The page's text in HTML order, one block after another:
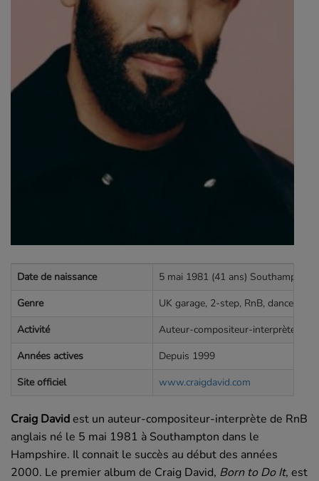
Date de naissance
5 mai 1981 (41 ans) Southampton,
Genre
UK garage, 2-step, RnB, dance
Activité
Auteur-compositeur-interprète
Années actives
Depuis 1999
Site officiel
www.craigdavid.com
Craig Davidest un auteur-compositeur-interprète de RnB
anglais né le 5 mai 1981 à Southampton dans le
Hampshire. Il connait le succès au début des années
2000. Le premier album de Craig David, Born to Do It, est